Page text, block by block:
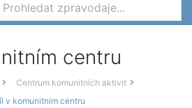
centru
Centrum komunitních aktivit
v komunitním centru